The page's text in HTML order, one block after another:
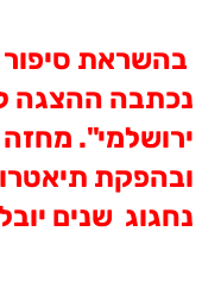
בהשראת סיפור
נכתבה ההצגה
ירושלמי". מחזה
נחגוג שנים יובל 50 לאיחוד עיר